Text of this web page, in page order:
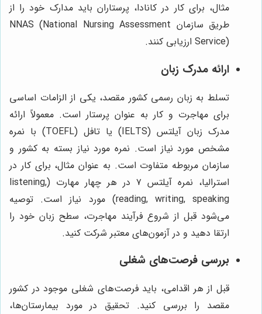
مثال، برای کار در کانادا، پرستاران باید مدارک خود را از
طریق سازمان NNAS (National Nursing Assessment
Service) ارزیابی کنند.
ارائه مدرک زبان
تسلط به زبان رسمی کشور مقصد، یکی از الزامات اساسی
برای مهاجرت و کار به عنوان پرستار است. معمولاً ارائه
مدرک زبان آیلتس (IELTS) یا تافل (TOEFL) با نمره
مشخص مورد نیاز است. نمره مورد نیاز بسته به کشور و
سازمان مربوطه متفاوت است. به عنوان مثال، برای کار در
استرالیا، نمره آیلتس ۷ در هر چهار مهارت (listening,
reading, writing, speaking) مورد نیاز است. توصیه
می‌شود قبل از شروع فرآیند مهاجرت، سطح زبان خود را
ارتقا دهید و در آزمون‌های معتبر شرکت کنید.
بررسی فرصت‌های شغلی
قبل از هر اقدامی، باید فرصت‌های شغلی موجود در کشور
مقصد را بررسی کنید. تحقیق در مورد بیمارستان‌ها،